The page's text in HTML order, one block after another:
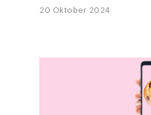
20 Oktober 2024